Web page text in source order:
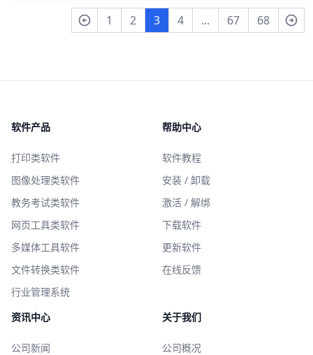
1 2 3 4 ... 67 68
软件产品
打印类软件
图像处理类软件
教务考试类软件
网页工具类软件
多媒体工具软件
文件转换类软件
行业管理系统
帮助中心
软件教程
安装 / 卸载
激活 / 解绑
下载软件
更新软件
在线反馈
资讯中心
公司新闻
关于我们
公司概况